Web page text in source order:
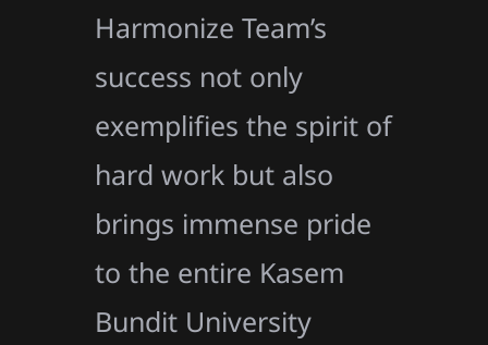
Harmonize Team’s
success not only
exemplifies the spirit of
hard work but also
brings immense pride
to the entire Kasem
Bundit University